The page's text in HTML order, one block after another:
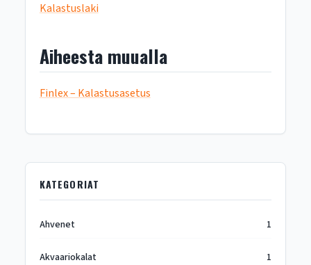
Kalastuslaki
Aiheesta muualla
Finlex – Kalastusasetus
KATEGORIAT
Ahvenet 1
Akvaariokalat 1